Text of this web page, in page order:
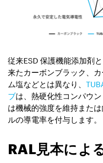
従来ESD 保護機能添加剤
来たカーボンブラック、
ム塩などとは異なり、
ブは、熱硬化性コンパウ
は機械的強度を維持また
ルの導電率を付与します。
RAL見本によ